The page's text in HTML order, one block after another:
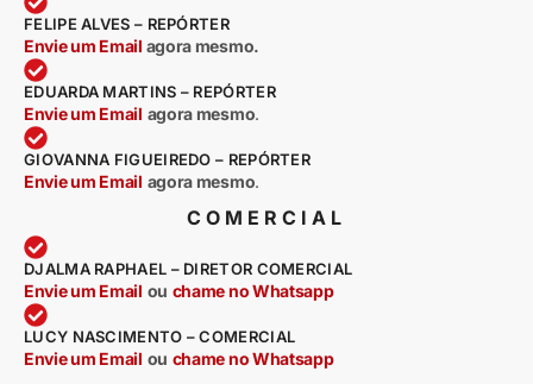
FELIPE ALVES – REPÓRTER
Envie um Email agora mesmo.
EDUARDA MARTINS – REPÓRTER
Envie um Email agora mesmo.
GIOVANNA FIGUEIREDO – REPÓRTER
Envie um Email agora mesmo.
COMERCIAL
DJALMA RAPHAEL – DIRETOR COMERCIAL
Envie um Email ou chame no Whatsapp
LUCY NASCIMENTO – COMERCIAL
Envie um Email ou chame no Whatsapp